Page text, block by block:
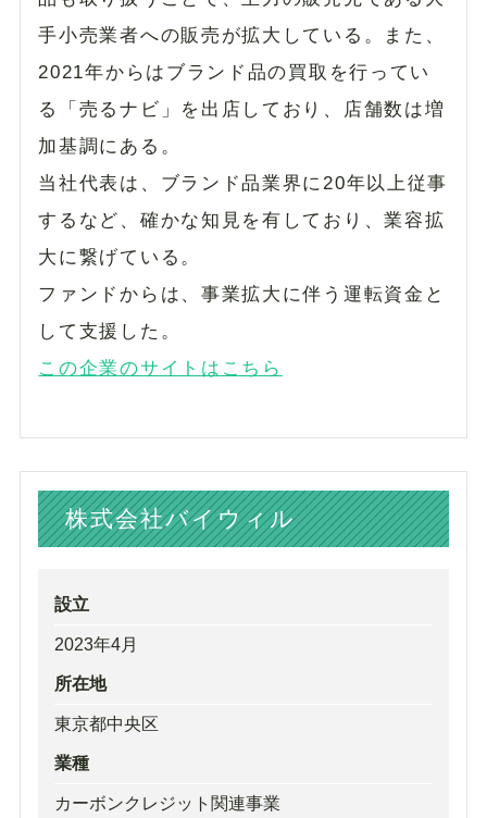
手小売業者への販売が拡大している。また、
2021年からはブランド品の買取を行ってい
る「売るナビ」を出店しており、店舗数は増
加基調にある。
当社代表は、ブランド品業界に20年以上従事
するなど、確かな知見を有しており、業容拡
大に繋げている。
ファンドからは、事業拡大に伴う運転資金と
して支援した。
この企業のサイトはこちら
株式会社バイウィル
設立
2023年4月
所在地
東京都中央区
業種
カーボンクレジット関連事業